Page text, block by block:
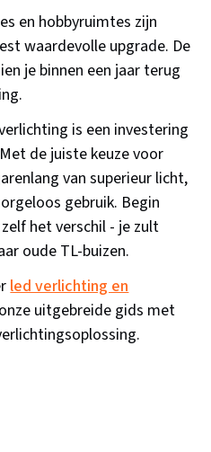
en hobbyruimtes zijn
waardevolle upgrade. De
je binnen een jaar terug
is een investering
de juiste keuze voor
van superieur licht,
gebruik. Begin
het verschil - je zult
oude TL-buizen.
led verlichting en
uitgebreide gids met